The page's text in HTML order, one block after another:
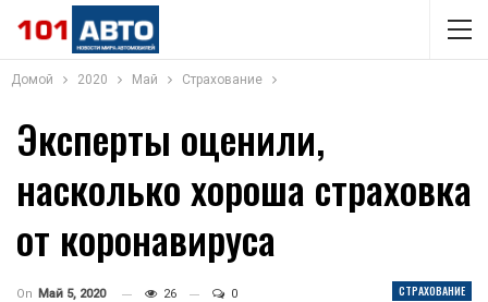
Домой 2020 Май Страхование
Эксперты оценили,
насколько хороша страховка
от коронавируса
СТРАХОВАНИЕ
On Май 5, 2020 26 0